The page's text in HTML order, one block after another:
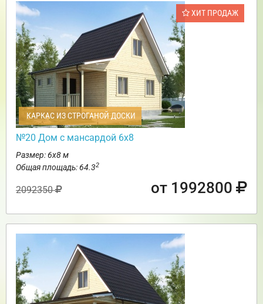
ХИТ ПРОДАЖ
КАРКАС ИЗ СТРОГАНОЙ ДОСКИ
№20 Дом с мансардой 6х8
Размер: 6х8 м
Общая площадь: 64.32
2092350 от 1992800